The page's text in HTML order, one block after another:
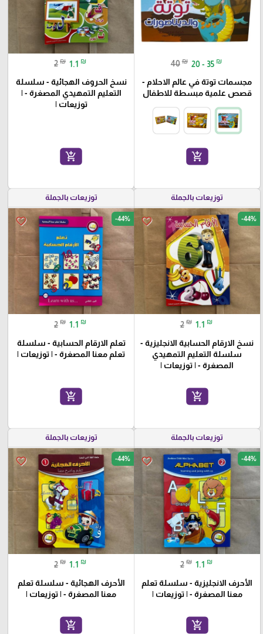
40 ₪ 20 - 35 ₪
مجسمات توتة في عالم الاحلام -
قصص علمية مبسطة للاطفال
add_shopping_cart
2 ₪ 1.1 ₪
نسخ الحروف الهجائية - سلسلة
التعليم التمهيدي المصغرة - |
توزيعات |
add_shopping_cart
توزيعات بالجملة
favorite_border -44%
2 ₪ 1.1 ₪
نسخ الارقام الحسابية الانجليزية -
سلسلة التعليم التمهيدي
المصغرة - | توزيعات |
add_shopping_cart
توزيعات بالجملة
favorite_border -44%
2 ₪ 1.1 ₪
تعلم الارقام الحسابية - سلسلة
تعلم معنا المصغرة - | توزيعات |
add_shopping_cart
توزيعات بالجملة
favorite_border -44%
2 ₪ 1.1 ₪
الأحرف الانجليزية - سلسلة تعلم
معنا المصغرة - | توزيعات |
add_shopping_cart
توزيعات بالجملة
favorite_border -44%
2 ₪ 1.1 ₪
الأحرف الهجائية - سلسلة تعلم
معنا المصغرة - | توزيعات |
add_shopping_cart